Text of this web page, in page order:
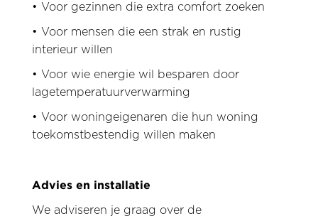
• Voor gezinnen die extra comfort zoeken
• Voor mensen die een strak en rustig
interieur willen
• Voor wie energie wil besparen door
lagetemperatuurverwarming
• Voor woningeigenaren die hun woning
toekomstbestendig willen maken
Advies en installatie
We adviseren je graag over de